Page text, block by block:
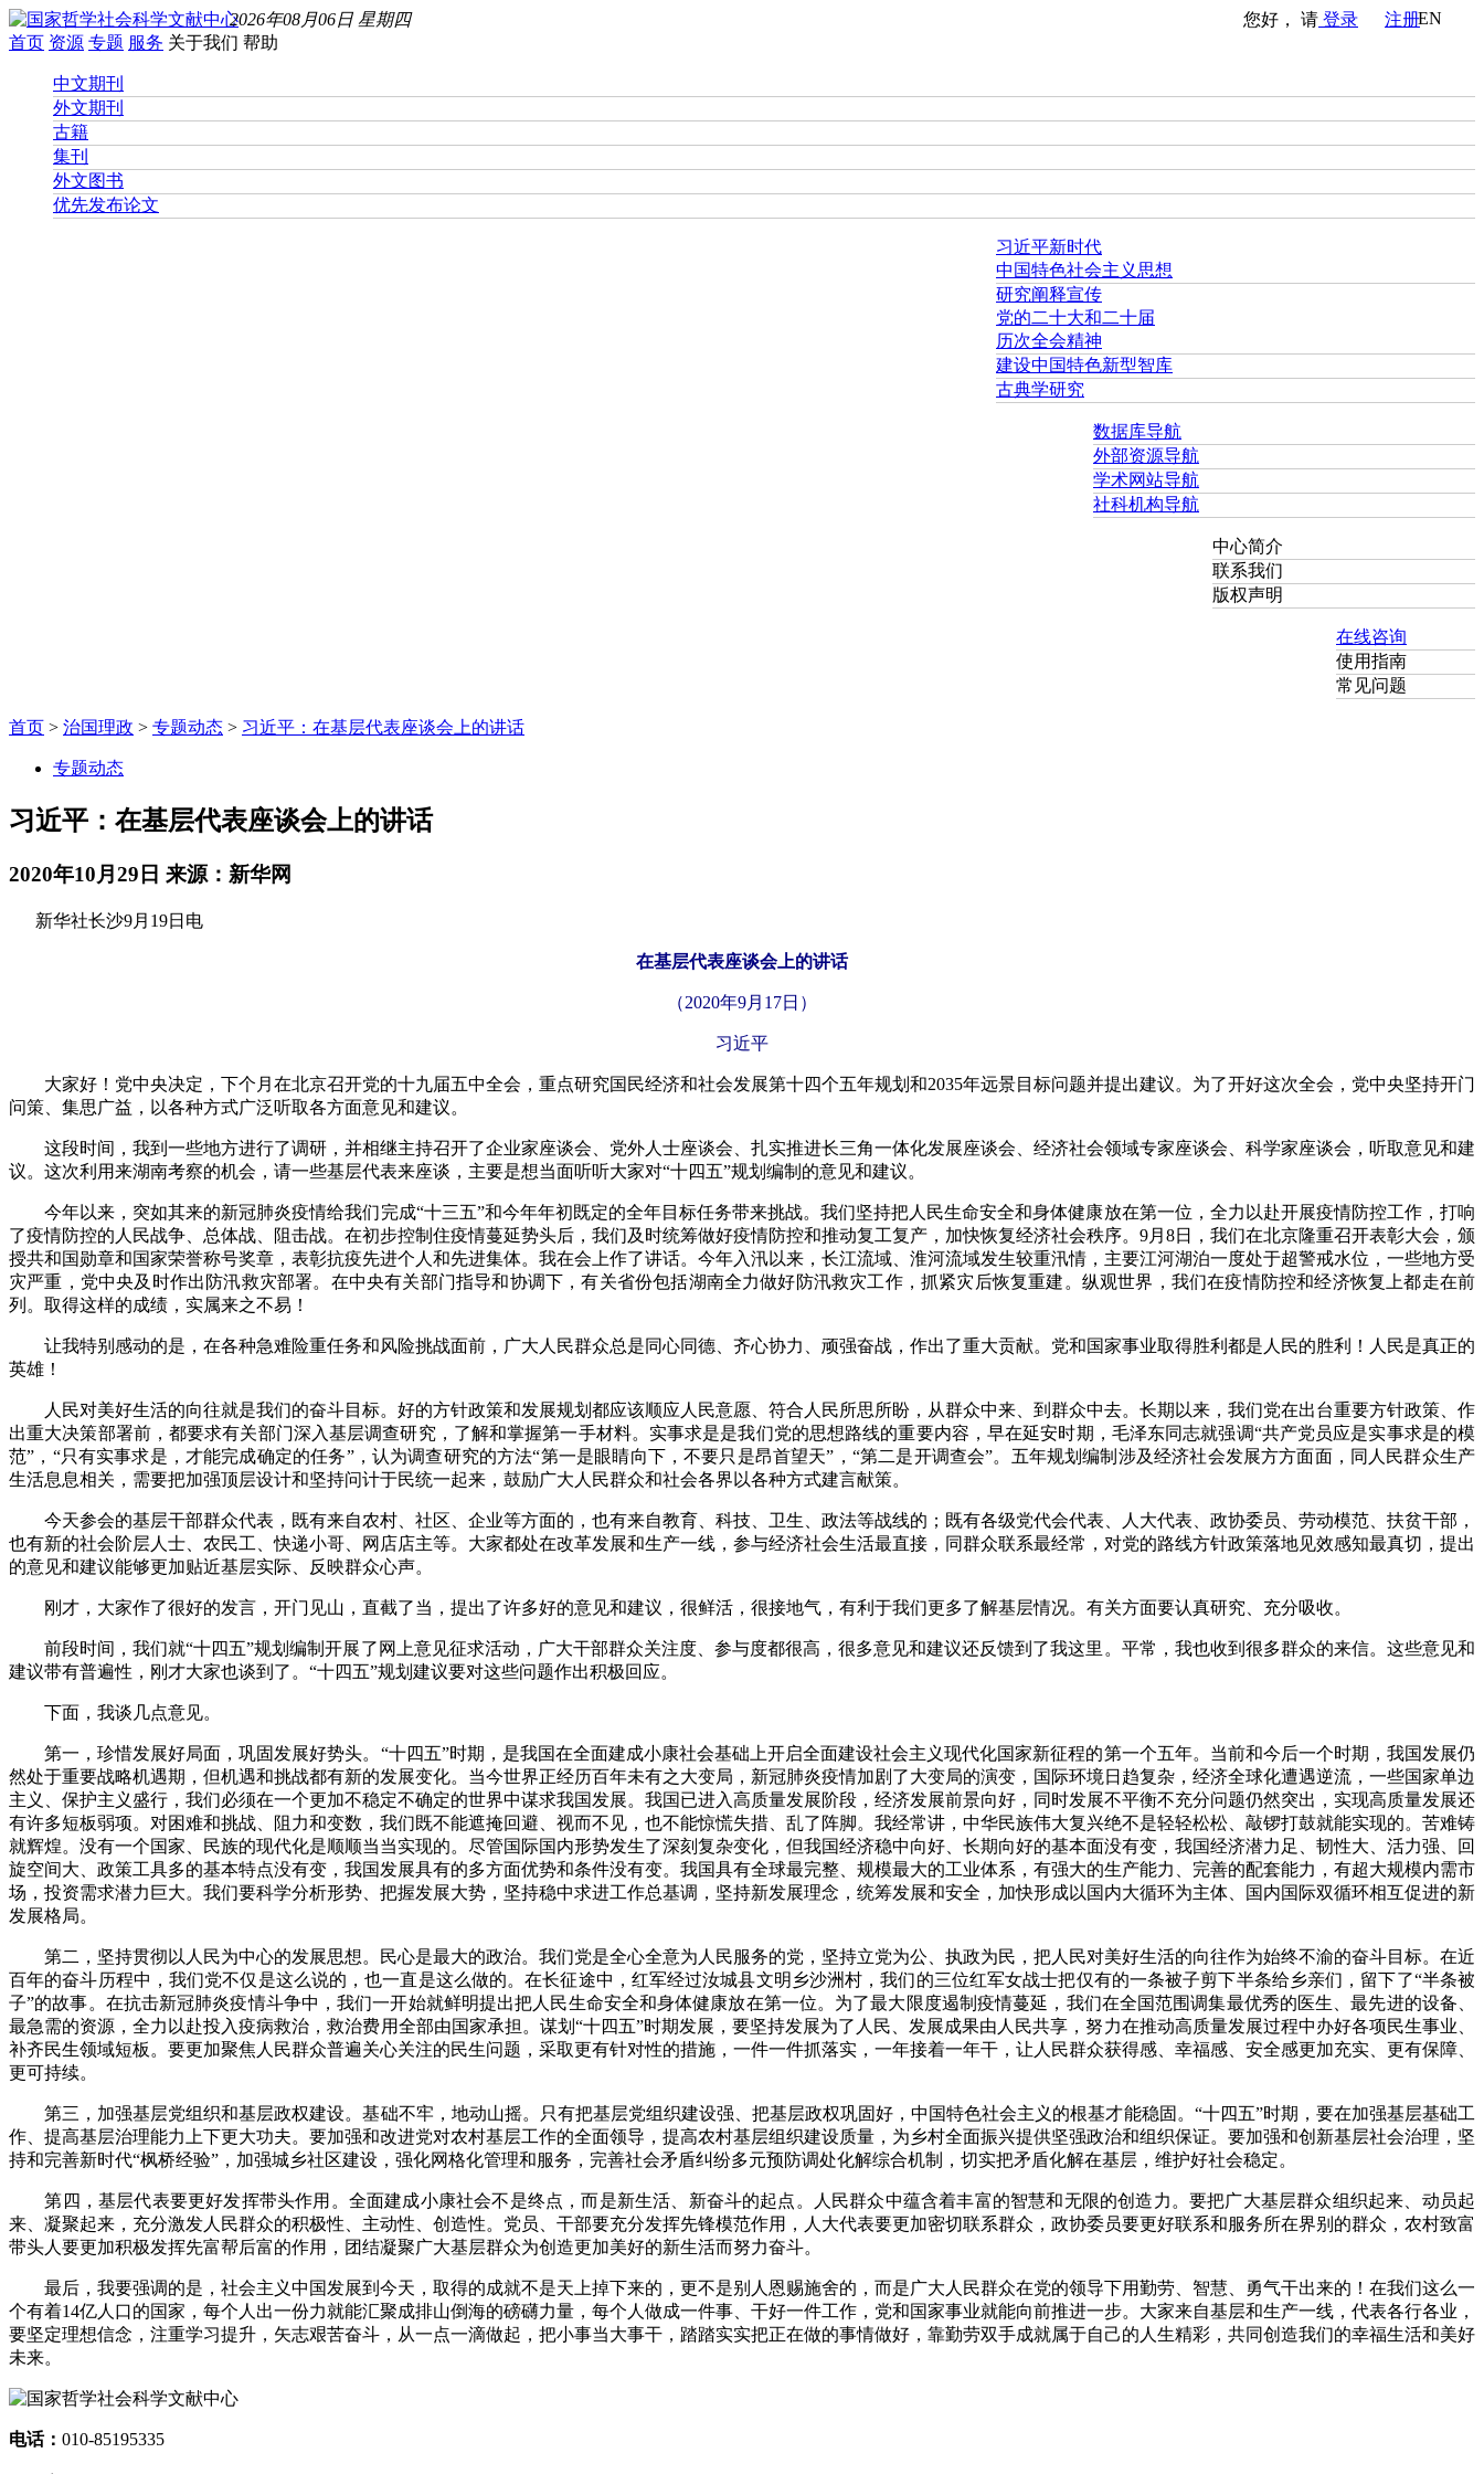
您好， 请 登录 注册EN
2026年08月06日 星期四
首页 资源 专题 服务 关于我们 帮助
中文期刊
外文期刊
古籍
集刊
外文图书
优先发布论文
习近平新时代
中国特色社会主义思想
研究阐释宣传
党的二十大和二十届
历次全会精神
建设中国特色新型智库
古典学研究
数据库导航
外部资源导航
学术网站导航
社科机构导航
中心简介
联系我们
版权声明
在线咨询
使用指南
常见问题
首页 > 治国理政 > 专题动态 > 习近平：在基层代表座谈会上的讲话
专题动态
习近平：在基层代表座谈会上的讲话
2020年10月29日 来源：新华网
新华社长沙9月19日电
在基层代表座谈会上的讲话
（2020年9月17日）
习近平
大家好！党中央决定，下个月在北京召开党的十九届五中全会，重点研究国民经济和社会发展第十四个五年规划和2035年远景目标问题并提出建议。为了开好这次全会，党中央坚持开门
问策、集思广益，以各种方式广泛听取各方面意见和建议。
这段时间，我到一些地方进行了调研，并相继主持召开了企业家座谈会、党外人士座谈会、扎实推进长三角一体化发展座谈会、经济社会领域专家座谈会、科学家座谈会，听取意见和建
议。这次利用来湖南考察的机会，请一些基层代表来座谈，主要是想当面听听大家对“十四五”规划编制的意见和建议。
今年以来，突如其来的新冠肺炎疫情给我们完成“十三五”和今年年初既定的全年目标任务带来挑战。我们坚持把人民生命安全和身体健康放在第一位，全力以赴开展疫情防控工作，打响
了疫情防控的人民战争、总体战、阻击战。在初步控制住疫情蔓延势头后，我们及时统筹做好疫情防控和推动复工复产，加快恢复经济社会秩序。9月8日，我们在北京隆重召开表彰大会，颁
授共和国勋章和国家荣誉称号奖章，表彰抗疫先进个人和先进集体。我在会上作了讲话。今年入汛以来，长江流域、淮河流域发生较重汛情，主要江河湖泊一度处于超警戒水位，一些地方受
灾严重，党中央及时作出防汛救灾部署。在中央有关部门指导和协调下，有关省份包括湖南全力做好防汛救灾工作，抓紧灾后恢复重建。纵观世界，我们在疫情防控和经济恢复上都走在前
列。取得这样的成绩，实属来之不易！
让我特别感动的是，在各种急难险重任务和风险挑战面前，广大人民群众总是同心同德、齐心协力、顽强奋战，作出了重大贡献。党和国家事业取得胜利都是人民的胜利！人民是真正的
英雄！
人民对美好生活的向往就是我们的奋斗目标。好的方针政策和发展规划都应该顺应人民意愿、符合人民所思所盼，从群众中来、到群众中去。长期以来，我们党在出台重要方针政策、作
出重大决策部署前，都要求有关部门深入基层调查研究，了解和掌握第一手材料。实事求是是我们党的思想路线的重要内容，早在延安时期，毛泽东同志就强调“共产党员应是实事求是的模
范”，“只有实事求是，才能完成确定的任务”，认为调查研究的方法“第一是眼睛向下，不要只是昂首望天”，“第二是开调查会”。五年规划编制涉及经济社会发展方方面面，同人民群众生产
生活息息相关，需要把加强顶层设计和坚持问计于民统一起来，鼓励广大人民群众和社会各界以各种方式建言献策。
今天参会的基层干部群众代表，既有来自农村、社区、企业等方面的，也有来自教育、科技、卫生、政法等战线的；既有各级党代会代表、人大代表、政协委员、劳动模范、扶贫干部，
也有新的社会阶层人士、农民工、快递小哥、网店店主等。大家都处在改革发展和生产一线，参与经济社会生活最直接，同群众联系最经常，对党的路线方针政策落地见效感知最真切，提出
的意见和建议能够更加贴近基层实际、反映群众心声。
刚才，大家作了很好的发言，开门见山，直截了当，提出了许多好的意见和建议，很鲜活，很接地气，有利于我们更多了解基层情况。有关方面要认真研究、充分吸收。
前段时间，我们就“十四五”规划编制开展了网上意见征求活动，广大干部群众关注度、参与度都很高，很多意见和建议还反馈到了我这里。平常，我也收到很多群众的来信。这些意见和
建议带有普遍性，刚才大家也谈到了。“十四五”规划建议要对这些问题作出积极回应。
下面，我谈几点意见。
第一，珍惜发展好局面，巩固发展好势头。“十四五”时期，是我国在全面建成小康社会基础上开启全面建设社会主义现代化国家新征程的第一个五年。当前和今后一个时期，我国发展仍
然处于重要战略机遇期，但机遇和挑战都有新的发展变化。当今世界正经历百年未有之大变局，新冠肺炎疫情加剧了大变局的演变，国际环境日趋复杂，经济全球化遭遇逆流，一些国家单边
主义、保护主义盛行，我们必须在一个更加不稳定不确定的世界中谋求我国发展。我国已进入高质量发展阶段，经济发展前景向好，同时发展不平衡不充分问题仍然突出，实现高质量发展还
有许多短板弱项。对困难和挑战、阻力和变数，我们既不能遮掩回避、视而不见，也不能惊慌失措、乱了阵脚。我经常讲，中华民族伟大复兴绝不是轻轻松松、敲锣打鼓就能实现的。苦难铸
就辉煌。没有一个国家、民族的现代化是顺顺当当实现的。尽管国际国内形势发生了深刻复杂变化，但我国经济稳中向好、长期向好的基本面没有变，我国经济潜力足、韧性大、活力强、回
旋空间大、政策工具多的基本特点没有变，我国发展具有的多方面优势和条件没有变。我国具有全球最完整、规模最大的工业体系，有强大的生产能力、完善的配套能力，有超大规模内需市
场，投资需求潜力巨大。我们要科学分析形势、把握发展大势，坚持稳中求进工作总基调，坚持新发展理念，统筹发展和安全，加快形成以国内大循环为主体、国内国际双循环相互促进的新
发展格局。
第二，坚持贯彻以人民为中心的发展思想。民心是最大的政治。我们党是全心全意为人民服务的党，坚持立党为公、执政为民，把人民对美好生活的向往作为始终不渝的奋斗目标。在近
百年的奋斗历程中，我们党不仅是这么说的，也一直是这么做的。在长征途中，红军经过汝城县文明乡沙洲村，我们的三位红军女战士把仅有的一条被子剪下半条给乡亲们，留下了“半条被
子”的故事。在抗击新冠肺炎疫情斗争中，我们一开始就鲜明提出把人民生命安全和身体健康放在第一位。为了最大限度遏制疫情蔓延，我们在全国范围调集最优秀的医生、最先进的设备、
最急需的资源，全力以赴投入疫病救治，救治费用全部由国家承担。谋划“十四五”时期发展，要坚持发展为了人民、发展成果由人民共享，努力在推动高质量发展过程中办好各项民生事业、
补齐民生领域短板。要更加聚焦人民群众普遍关心关注的民生问题，采取更有针对性的措施，一件一件抓落实，一年接着一年干，让人民群众获得感、幸福感、安全感更加充实、更有保障、
更可持续。
第三，加强基层党组织和基层政权建设。基础不牢，地动山摇。只有把基层党组织建设强、把基层政权巩固好，中国特色社会主义的根基才能稳固。“十四五”时期，要在加强基层基础工
作、提高基层治理能力上下更大功夫。要加强和改进党对农村基层工作的全面领导，提高农村基层组织建设质量，为乡村全面振兴提供坚强政治和组织保证。要加强和创新基层社会治理，坚
持和完善新时代“枫桥经验”，加强城乡社区建设，强化网格化管理和服务，完善社会矛盾纠纷多元预防调处化解综合机制，切实把矛盾化解在基层，维护好社会稳定。
第四，基层代表要更好发挥带头作用。全面建成小康社会不是终点，而是新生活、新奋斗的起点。人民群众中蕴含着丰富的智慧和无限的创造力。要把广大基层群众组织起来、动员起
来、凝聚起来，充分激发人民群众的积极性、主动性、创造性。党员、干部要充分发挥先锋模范作用，人大代表要更加密切联系群众，政协委员要更好联系和服务所在界别的群众，农村致富
带头人要更加积极发挥先富帮后富的作用，团结凝聚广大基层群众为创造更加美好的新生活而努力奋斗。
最后，我要强调的是，社会主义中国发展到今天，取得的成就不是天上掉下来的，更不是别人恩赐施舍的，而是广大人民群众在党的领导下用勤劳、智慧、勇气干出来的！在我们这么一
个有着14亿人口的国家，每个人出一份力就能汇聚成排山倒海的磅礴力量，每个人做成一件事、干好一件工作，党和国家事业就能向前推进一步。大家来自基层和生产一线，代表各行各业，
要坚定理想信念，注重学习提升，矢志艰苦奋斗，从一点一滴做起，把小事当大事干，踏踏实实把正在做的事情做好，靠勤劳双手成就属于自己的人生精彩，共同创造我们的幸福生活和美好
未来。
电话： 010-85195335